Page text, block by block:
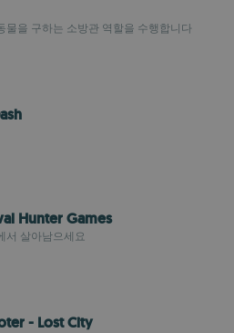
물을 구하는 소방관 역할을 수행합니다
Hunter Games
서 살아남으세요
- Lost City